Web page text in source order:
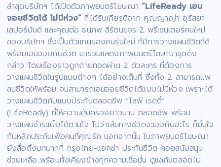
ล่าสุดบริษัทฯ ได้เปิดตัวภาพยนตร์โฆษณา“LifeReady เอน
จอยชีวิตได้ ไม่มีห่วง” ที่ได้รับเกียรติจาก คุณญาญ่า อุรัสยา
เสปอร์บันด์ และคุณต่อ ธนภพ ลีรัตนขจร 2 พรีเซนเตอร์คนใหม่
ของบริษัทฯ ซึ่งเป็นตัวแทนของคนรุ่นใหม่ ที่มีการวางแผนชีวิตที่ดี
พร้อมเอนจอยกับชีวิต มาร่วมแสดงภาพยนตร์โฆษณาชุดดัง
กล่าว โดยเรื่องราวถูกถ่ายทอดผ่าน 2 ตัวละคร ที่ต้องการ
วางแผนชีวิตในรูปแบบต่างๆ ได้อย่างเต็มที่ ซึ่งทั้ง 2 สามารถแพ
ลนชีวิตให้พร้อม จนสามารถเอนจอยชีวิตได้แบบไม่มีห่วง เพราะได้
วางแผนชีวิตกับแบบประกันตลอดชีพ “ไลฟ์ เรดดี้”
(LifeReady) ที่ให้ความคุ้มครองยาวนาน ตลอดชีพ พร้อม
วางแผนชำระเบี้ยได้ตามใจ ไม่ว่าเส้นทางชีวิตจะเจอกับอะไร ก็มั่นใจ
กับหลักประกันเพื่อคนที่คุณรัก นอกจากนั้น ในภาพยนตร์โฆษณา
ยังสื่อถึงบทบาทที่ กรุงไทย-แอกซ่า ประกันชีวิต คอยสนับสนุน
ช่วยเหลือ พร้อมทั้งเคียงข้างทุกความเชื่อมั่น ดูแลกันตลอดไป